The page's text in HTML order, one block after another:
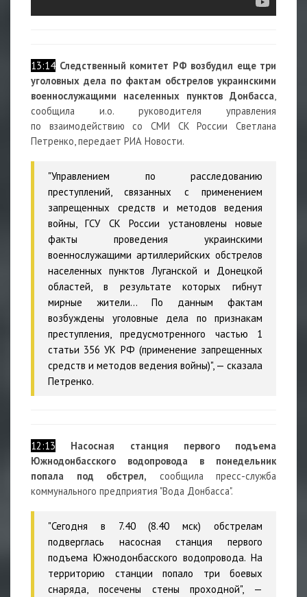
13:14 Следственный комитет РФ возбудил еще три
уголовных дела по фактам обстрелов украинскими
военнослужащими населенных пунктов Донбасса,
сообщила и.о. руководителя управления
по взаимодействию со СМИ СК России Светлана
Петренко, передает РИА Новости.
"Управлением по расследованию
преступлений, связанных с применением
запрещенных средств и методов ведения
войны, ГСУ СК России установлены новые
факты проведения украинскими
военнослужащими артиллерийских обстрелов
населенных пунктов Луганской и Донецкой
областей, в результате которых гибнут
мирные жители… По данным фактам
возбуждены уголовные дела по признакам
преступления, предусмотренного частью 1
статьи 356 УК РФ (применение запрещенных
средств и методов ведения войны)", — сказала
Петренко.
12:13
Насосная станция первого подъема
Южнодонбасского водопровода в понедельник
попала под обстрел, сообщила пресс-служба
коммунального предприятия "Вода Донбасса".
"Сегодня в 7.40 (8.40 мск) обстрелам
подверглась насосная станция первого
подъема Южнодонбасского водопровода. На
территорию станции попало три боевых
снаряда, посечены стены проходной", —